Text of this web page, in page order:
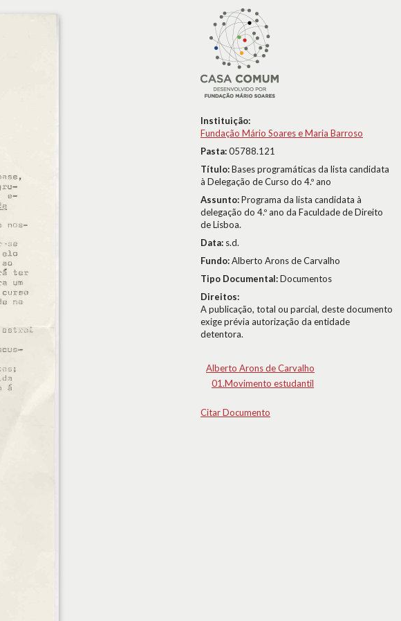
Instituição:
Fundação Mário Soares e Maria Barroso
Pasta:05788.121
Título:Bases programáticas da lista candidata
à Delegação de Curso do 4.º ano
Assunto:Programa da lista candidata à
delegação do 4.º ano da Faculdade de Direito
de Lisboa.
Data: s.d.
Fundo:Alberto Arons de Carvalho
Tipo Documental:Documentos
Direitos:
A publicação, total ou parcial, deste documento
exige prévia autorização da entidade
detentora.
Alberto Arons de Carvalho
01.Movimento estudantil
Citar Documento